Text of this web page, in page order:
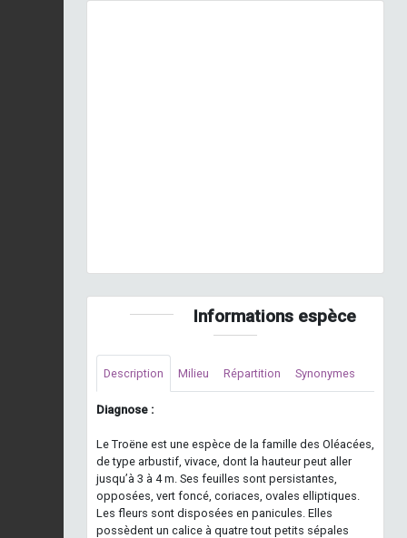
Informations espèce
Description Milieu Répartition Synonymes
Diagnose :
Le Troëne est une espèce de la famille des Oléacées,
de type arbustif, vivace, dont la hauteur peut aller
jusqu’à 3 à 4 m. Ses feuilles sont persistantes,
opposées, vert foncé, coriaces, ovales elliptiques.
Les fleurs sont disposées en panicules. Elles
possèdent un calice à quatre tout petits sépales